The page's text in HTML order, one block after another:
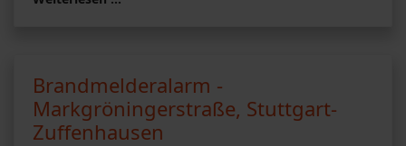
Brandmelderalarm -
Markgröningerstraße, Stuttgart-
Zuffenhausen